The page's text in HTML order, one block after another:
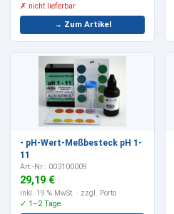
✗ nicht lieferbar
→ Zum Artikel
- pH-Wert-Meßbesteck pH 1-
11
Art.-Nr.: 003100009
29,19 €
inkl. 19 % MwSt. · zzgl. Porto
✓ 1–2 Tage